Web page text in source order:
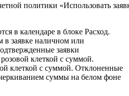
политики «Использовать
в календаре в блоке Расход.
в заявке наличном или
заявки
клеткой с суммой.
клеткой с суммой. Отклоненные
суммы на белом фоне